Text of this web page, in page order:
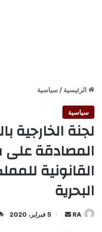
الرئيسية / سياسية
سياسية
لجنة الخارجية
المصادقة على
القانونية
البحرية
RA
أرسل 5 فبراير، 2020